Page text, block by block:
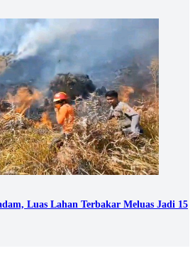
Luas Lahan Terbakar Meluas Jadi 15